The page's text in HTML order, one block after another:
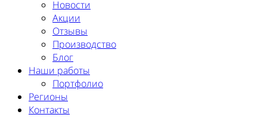
Новости
Акции
Отзывы
Производство
Блог
Наши работы
Портфолио
Регионы
Контакты